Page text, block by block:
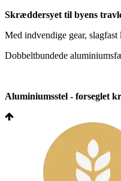
Skræddersyet til byens
Med indvendige gear,
Dobbeltbundede
Aluminiumsstel - forseglet